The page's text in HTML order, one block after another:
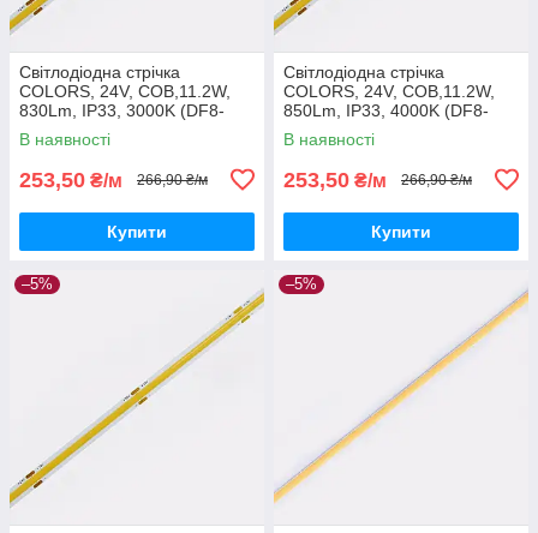
Світлодіодна стрічка
COLORS, 24V, COB,11.2W,
830Lm, IP33, 3000K (DF8-
24V-8mm-WW)
В наявності
253,50 ₴/м 266,90 ₴/м
Купити
Світлодіодна стрічка
COLORS, 24V, COB,11.2W,
850Lm, IP33, 4000K (DF8-
24V-8mm-NW)
В наявності
253,50 ₴/м 266,90 ₴/м
Купити
–5% –5%